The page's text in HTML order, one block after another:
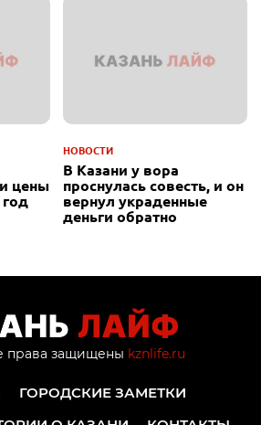
цены
год
НОВОСТИ
В Казани у вора
проснулась совесть, и он
вернул украденные
деньги обратно
права защищены kznlife.ru
ГОРОДСКИЕ ЗАМЕТКИ